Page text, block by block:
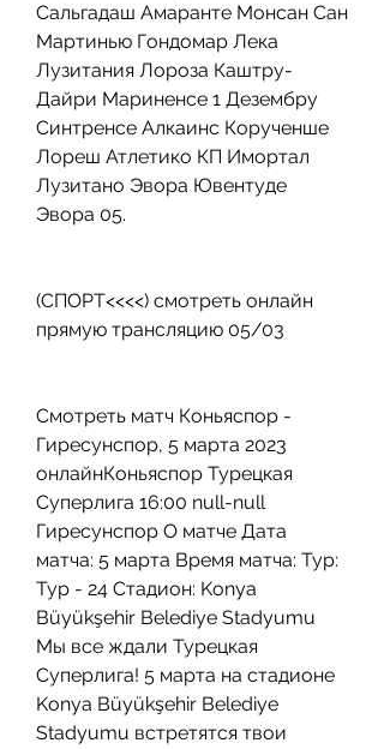
Сальгадаш Амаранте Монсан Сан
Мартинью Гондомар Лека
Лузитания Лороза Каштру-
Дайри Мариненсе 1 Дезембру
Синтренсе Алкаинс Корученше
Лореш Атлетико КП Имортал
Лузитано Эвора Ювентуде
Эвора 05.
(СПОРТ<<<<) смотреть онлайн
прямую трансляцию 05/03
Смотреть матч Коньяспор -
Гиресунспор, 5 марта 2023
онлайнКоньяспор Турецкая
Суперлига 16:00 null-null
Гиресунспор О матче Дата
матча: 5 марта Время матча: Тур:
Тур - 24 Стадион: Konya
Büyükşehir Belediye Stadyumu
Мы все ждали Турецкая
Суперлига! 5 марта на стадионе
Konya Büyükşehir Belediye
Stadyumu встретятся твои